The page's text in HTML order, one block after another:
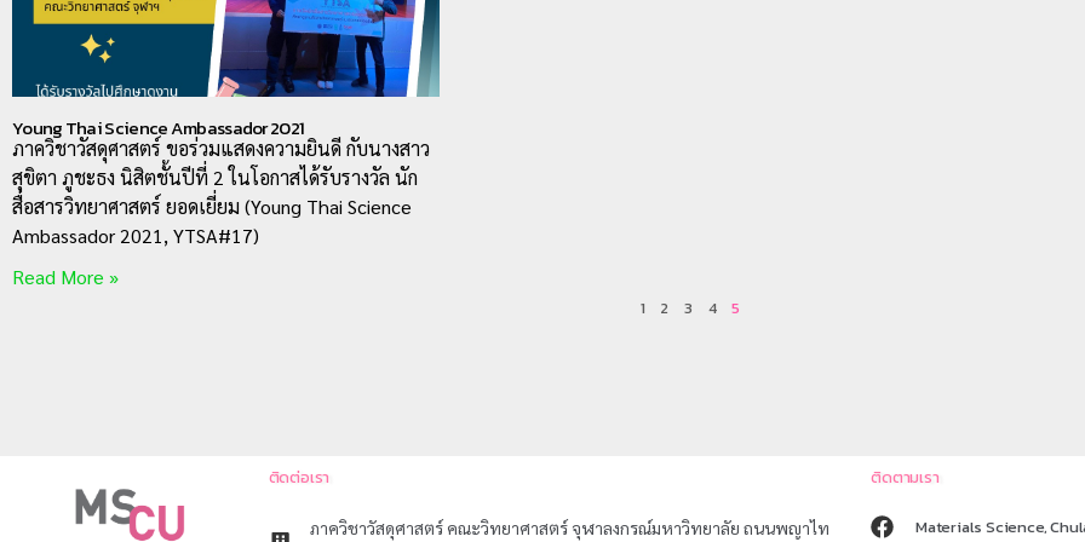
Young Thai Science Ambassador​ 2021
ภาควิชาวัสดุศาสตร์ ขอร่วมแสดงความยินดี กับนางสาว
สุขิตา ภูชะธง นิสิตชั้นปีที่ 2 ในโอกาสได้รับรางวัล นัก
สื่อสารวิทยาศาสตร์ ยอดเยี่ยม (Young Thai Science
Ambassador 2021, YTSA#17)
Read More »
1 2 3 4 5
ติดต่อเรา
ภาควิชาวัสดุศาสตร์ คณะวิทยาศาสตร์ จุฬาลงกรณ์มหาวิทยาลัย ถนนพญาไท
ติดตามเรา
Materials Science,